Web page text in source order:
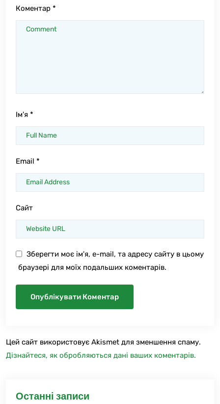
Коментар *
Ім'я *
Email *
Сайт
Зберегти моє ім'я, e-mail, та адресу сайту в цьому
браузері для моїх подальших коментарів.
Цей сайт використовує Akismet для зменшення спаму.
Дізнайтеся, як обробляються дані ваших коментарів.
Останні записи